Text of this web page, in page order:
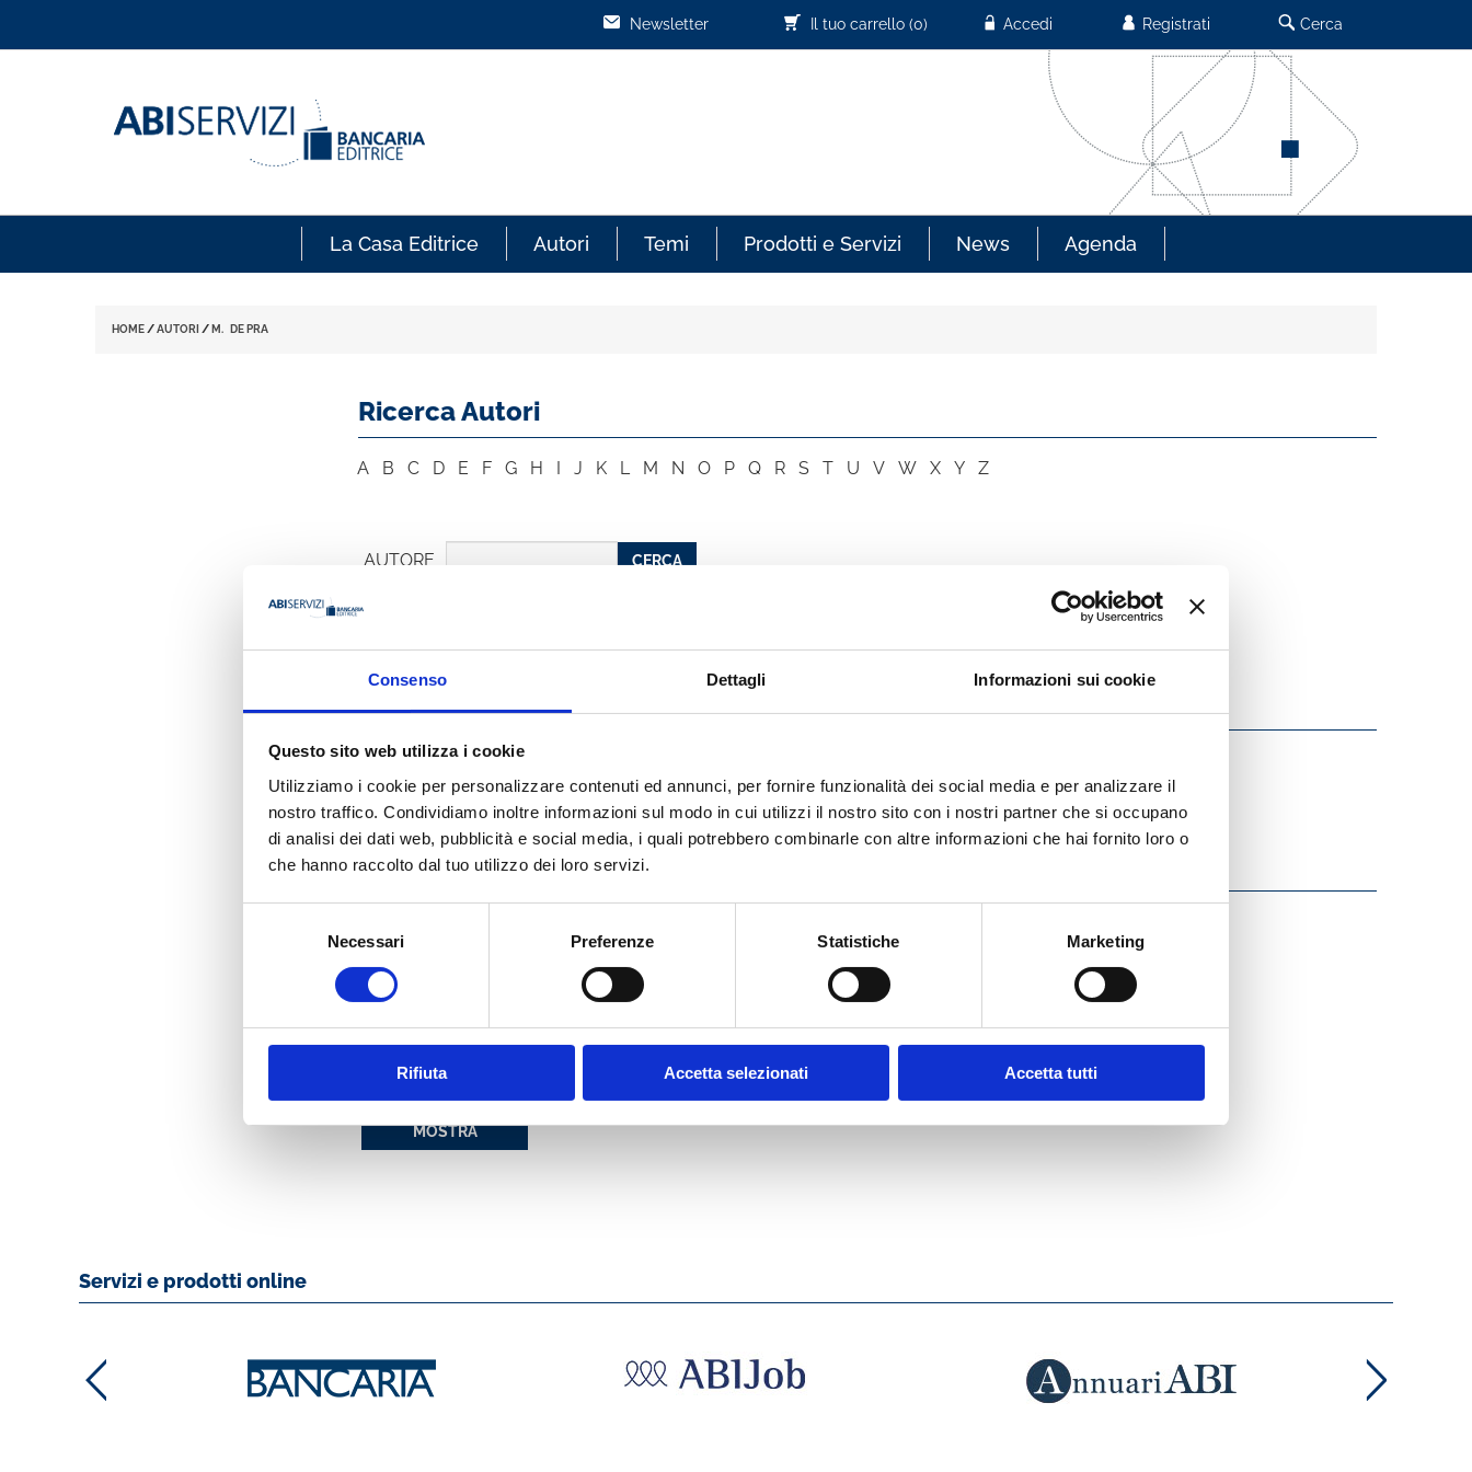
Consenso Dettagli Informazioni sui cookie
Questo sito web utilizza i cookie
Utilizziamo i cookie per personalizzare contenuti ed annunci, per fornire funzionalità dei social media e per analizzare il
nostro traffico. Condividiamo inoltre informazioni sul modo in cui utilizzi il nostro sito con i nostri partner che si occupano
di analisi dei dati web, pubblicità e social media, i quali potrebbero combinarle con altre informazioni che hai fornito loro o
che hanno raccolto dal tuo utilizzo dei loro servizi.
Necessari Preferenze Statistiche Marketing
Rifiuta Accetta selezionati Accetta tutti
Cerca
Registrati
Accedi
Il tuo carrello (0)
Newsletter
La Casa Editrice Autori Temi Prodotti e Servizi News Agenda
HOME /AUTORI / M. DE PRA
Ricerca Autori
A B C D E F G H I J K L M N O P Q R S T U V W X Y Z
AUTORE CERCA
M. De Pra
Organizzazione
Ha pubblicato con noi
SPIN 2008. ATTI DEL
SWIFT DEL 16 E 17
MOSTRA
Servizi e prodotti online